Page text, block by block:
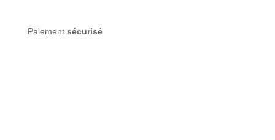
Paiement sécurisé